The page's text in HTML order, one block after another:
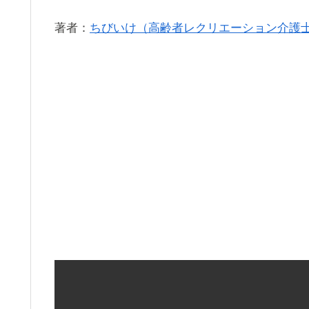
著者： ちびいけ（高齢者レクリエーション介護